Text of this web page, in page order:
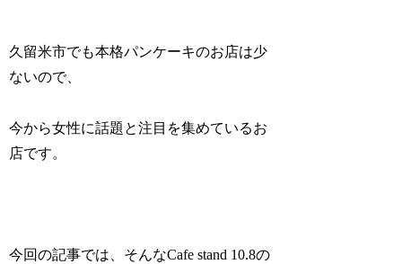
久留米市でも本格パンケーキのお店は少
ないので、
今から女性に話題と注目を集めているお
店です。
今回の記事では、そんなCafe stand 10.8の